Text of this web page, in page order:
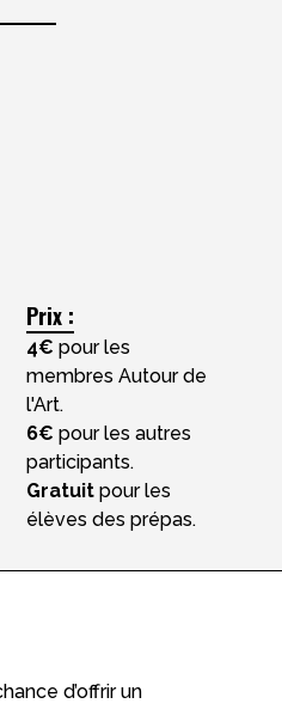
Prix :
4€ pour les
membres Autour de
l'Art.
6€ pour les autres
participants.
Gratuit pour les
élèves des prépas.
d’offrir un